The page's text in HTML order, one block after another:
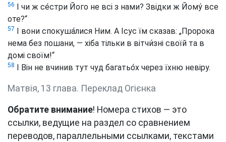
56 І чи ж се́стри Його не всі з нами? Звідки ж Йому́ все
оте?“
57 І вони спокуша́лися Ним. А Ісус їм сказав: „Пророка
нема без пошани, — хіба тільки в вітчи́зні своїй та в
домі своїм!“
58 І Він не вчинив тут чуд багатьо́х через їхню невіру.
Матвія, 13 глава. Переклад Огієнка
Обратите внимание! Номера стихов — это
ссылки, ведущие на раздел со сравнением
переводов, параллельными ссылками, текстами